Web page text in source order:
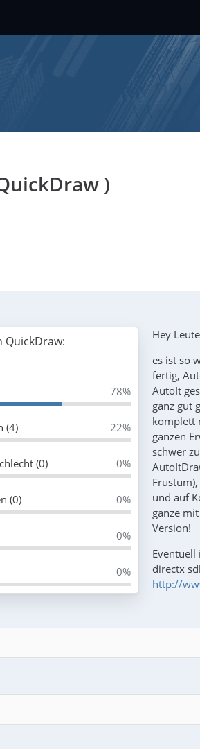
)
QuickDraw:
78%
(4) 22%
(0) 0%
(0) 0%
0%
0%
Hey
es ist so
fertig,
AutoIt
ganz gut
komplett
ganzen
schwer
und auf
ganze
Version!
directx
http://